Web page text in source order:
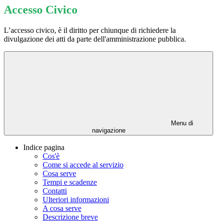
Accesso Civico
L’accesso civico, è il diritto per chiunque di richiedere la
divulgazione dei atti da parte dell'amministrazione pubblica.
Menu di
navigazione
Indice pagina
Cos'è
Come si accede al servizio
Cosa serve
Tempi e scadenze
Contatti
Ulteriori informazioni
A cosa serve
Descrizione breve